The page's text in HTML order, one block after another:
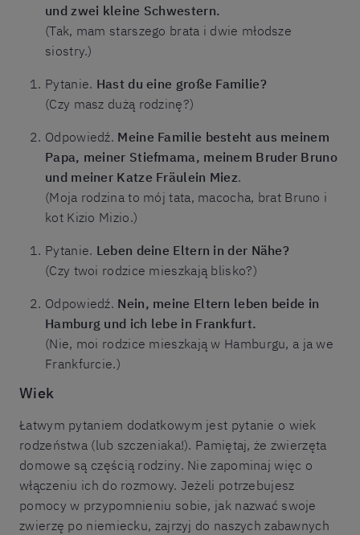
und zwei kleine Schwestern.
(Tak, mam starszego brata i dwie młodsze
siostry.)
Pytanie. Hast du eine große Familie?
(Czy masz dużą rodzinę?)
Odpowiedź. Meine Familie besteht aus meinem
Papa, meiner Stiefmama, meinem Bruder Bruno
und meiner Katze Fräulein Miez.
(Moja rodzina to mój tata, macocha, brat Bruno i
kot Kizio Mizio.)
Pytanie. Leben deine Eltern in der Nähe?
(Czy twoi rodzice mieszkają blisko?)
Odpowiedź. Nein, meine Eltern leben beide in
Hamburg und ich lebe in Frankfurt.
(Nie, moi rodzice mieszkają w Hamburgu, a ja we
Frankfurcie.)
Wiek
Łatwym pytaniem dodatkowym jest pytanie o wiek
rodzeństwa (lub szczeniaka!). Pamiętaj, że zwierzęta
domowe są częścią rodziny. Nie zapominaj więc o
włączeniu ich do rozmowy. Jeżeli potrzebujesz
pomocy w przypomnieniu sobie, jak nazwać swoje
zwierzę po niemiecku, zajrzyj do naszych zabawnych